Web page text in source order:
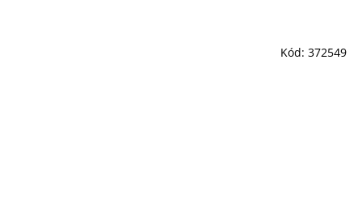
Kód: 372549